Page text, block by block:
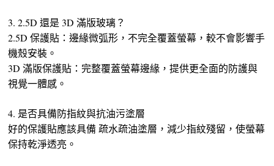
3. 2.5D 還是 3D 滿版玻璃？
2.5D 保護貼：邊緣微弧形，不完全覆蓋螢幕，較不會影響手
機殼安裝。
3D 滿版保護貼：完整覆蓋螢幕邊緣，提供更全面的防護與
視覺一體感。
4. 是否具備防指紋與抗油污塗層
好的保護貼應該具備 疏水疏油塗層，減少指紋殘留，使螢幕
保持乾淨透亮。